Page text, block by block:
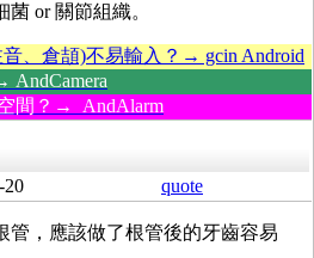
or 關節組織。
、倉頡)不易輸入？→ gcin Android
AndCamera
間？→ AndAlarm
20 quote
管，應該做了根管後的牙齒容易